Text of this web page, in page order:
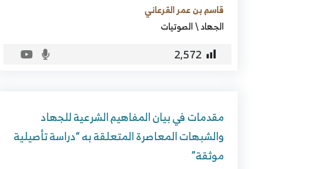
قاسم بن عمر القرعاني
الجهاد\الصوتيات
2٬572
مقدمات في بيان المفاهيم الشرعية للجهاد
والشبهات المعاصرة المتعلقة به “دراسة تأصيلية
موثقة”